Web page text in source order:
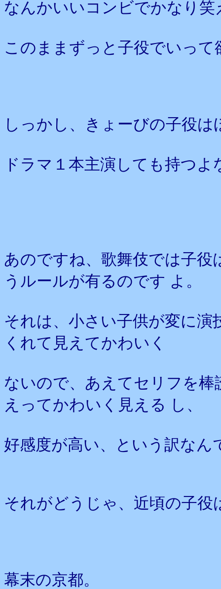
なんかいいコンビでかなり笑
このままずっと子役でいっ
しっかし、きょーびの子役
ドラマ１本主演しても持つよ
あのですね、歌舞伎では子
うルールが有るのです よ。
それは、小さい子供が変に
くれて見えてかわいく
ないので、あえてセリフを
えってかわいく見える し、
好感度が高い、という訳なん
それがどうじゃ、近頃の子
幕末の京都。